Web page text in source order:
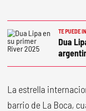
TE PUEDE
Dua
La estrella
barrio de La Boca,